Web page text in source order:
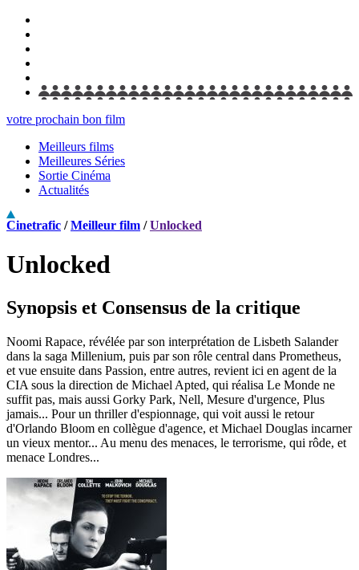
votre prochain bon film
Meilleurs films
Meilleures Séries
Sortie Cinéma
Actualités
Cinetrafic /Meilleur film /Unlocked
Unlocked
Synopsis et Consensus de la critique
Noomi Rapace, révélée par son interprétation de Lisbeth Salander
dans la saga Millenium, puis par son rôle central dans Prometheus,
et vue ensuite dans Passion, entre autres, revient ici en agent de la
CIA sous la direction de Michael Apted, qui réalisa Le Monde ne
suffit pas, mais aussi Gorky Park, Nell, Mesure d'urgence, Plus
jamais... Pour un thriller d'espionnage, qui voit aussi le retour
d'Orlando Bloom en collègue d'agence, et Michael Douglas incarner
un vieux mentor... Au menu des menaces, le terrorisme, qui rôde, et
menace Londres...